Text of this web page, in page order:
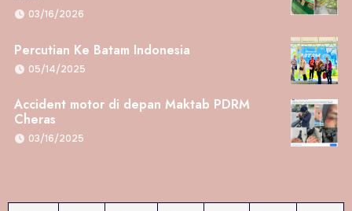
03/16/2026
Percutian Ke Batam Indonesia
05/14/2025
Accident motor di depan Maktab PDRM
Cheras
03/16/2025